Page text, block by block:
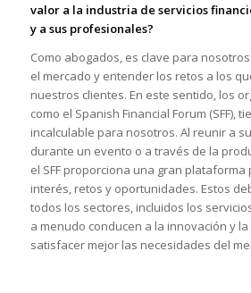
valor a la industria de servicios
y a sus profesionales?
Como abogados, es clave para
el mercado y entender los retos a los
nuestros clientes. En este sentido, los
como el Spanish Financial Forum (SFF),
incalculable para nosotros. Al reunir a
durante un evento o a través de la
el SFF proporciona una gran
interés, retos y oportunidades. Estos
todos los sectores, incluidos los
a menudo conducen a la innovación y
satisfacer mejor las necesidades del